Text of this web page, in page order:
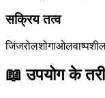
सक्रिय तत्व
जिंजरोलशोगाओल
📖उपयोग के